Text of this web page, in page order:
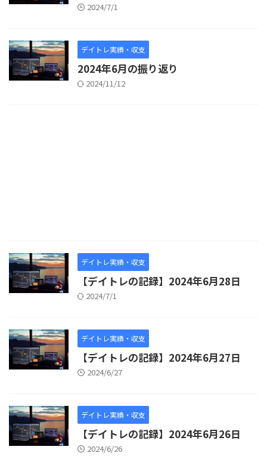
2024/7/1
デイトレ実績・収支
2024年6月の振り返り
2024/11/12
デイトレ実績・収支
【デイトレの記録】2024年6月28日
2024/7/1
デイトレ実績・収支
【デイトレの記録】2024年6月27日
2024/6/27
デイトレ実績・収支
【デイトレの記録】2024年6月26日
2024/6/26